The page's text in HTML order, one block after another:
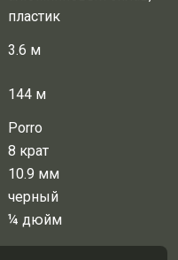
пластик
3.6 м
144 м
Porro
8 крат
10.9 мм
черный
¼ дюйм